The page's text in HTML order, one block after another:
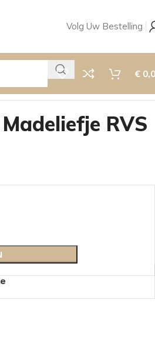
Volg Uw Bestelling
€
RVS